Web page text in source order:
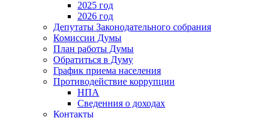
2025 год
2026 год
Депутаты Законодательного собрания
Комиссии Думы
План работы Думы
Обратиться в Думу
График приема населения
Противодействие коррупции
НПА
Сведенния о доходах
Контакты